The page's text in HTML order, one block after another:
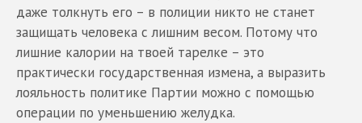
даже толкнуть его – в полиции никто не станет
защищать человека с лишним весом. Потому что
лишние калории на твоей тарелке – это
практически государственная измена, а выразить
лояльность политике Партии можно с помощью
операции по уменьшению желудка.